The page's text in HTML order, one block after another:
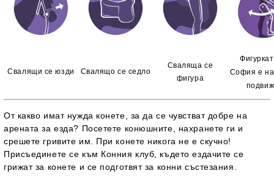
Свалящи се юзди Свалящо се седло
Сваляща се
фигура
София е
От какво имат нужда конете, за да се чувстват добре на
арената за езда? Посетете конюшните, нахранете ги и
срешете гривите им. При конете никога не е скучно!
Присъединете се към Конния клуб, където ездачите се
грижат за конете и се подготвят за конни състезания.